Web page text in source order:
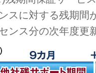
スに対する残期間
ンス分の次年度更